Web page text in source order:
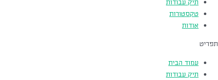
תיק עבודות
טקסטורות
אודות
תפריט
עמוד הבית
תיק עבודות